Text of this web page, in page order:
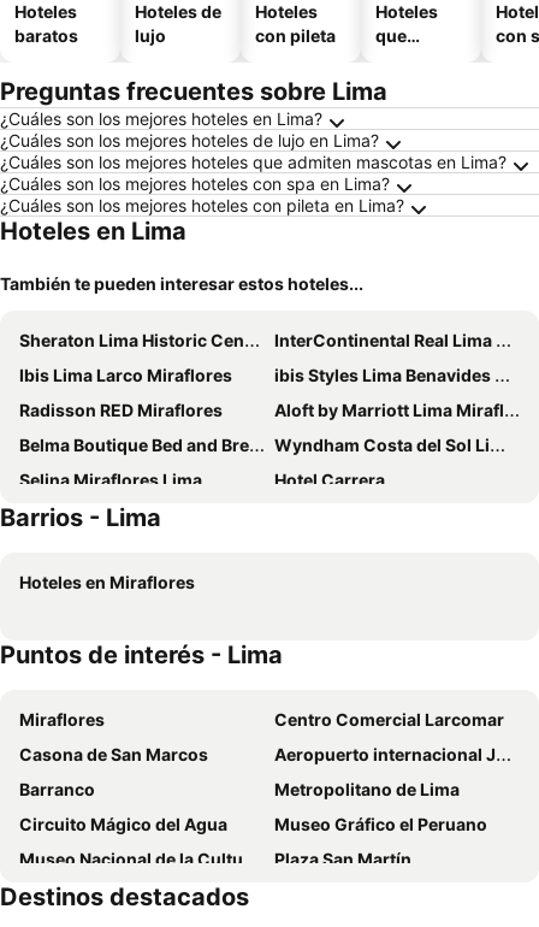
Hoteles
baratos
Hoteles de
lujo
Hoteles
con pileta
Hoteles
que
mascotas
con
Preguntas frecuentes sobre Lima
¿Cuáles son los mejores hoteles en Lima?
¿Cuáles son los mejores hoteles de lujo en Lima?
¿Cuáles son los mejores hoteles que admiten mascotas en Lima?
¿Cuáles son los mejores hoteles con spa en Lima?
¿Cuáles son los mejores hoteles con pileta en Lima?
Hoteles en Lima
También te pueden interesar estos hoteles...
Sheraton Lima Historic Center
InterContinental Real Lima Miraflores by IHG
Ibis Lima Larco Miraflores
ibis Styles Lima Benavides Miraflores
Radisson RED Miraflores
Aloft by Marriott Lima Miraflores
Belma Boutique Bed and Breakfast
Wyndham Costa del Sol Lima Airport
Selina Miraflores Lima
Hotel Carrera
AC Hotel by Marriott Lima Miraflores
ibis budget Lima Miraflores
Casa Andina Standard Miraflores San Antonio
Nobility Grand Hotel
J&A Classic Hotel
Hotel Estelar San Isidro
Hotel Britania Crystal Collection
Best Western Plus Urban Larco Hotel
Kingdom Hotel
Meliá Lima
Hotel El Marqués
Sonesta Hotel El Olivar
Arte Hotel Lima
San Miguel Awanka Hotel
NM Lima Hotel
Barrios - Lima
Hoteles en Miraflores
Puntos de interés - Lima
Miraflores
Centro Comercial Larcomar
Casona de San Marcos
Aeropuerto internacional Jorge Chávez
Barranco
Metropolitano de Lima
Circuito Mágico del Agua
Museo Gráfico el Peruano
Museo Nacional de la Cultura Peruana
Plaza San Martín
Parque de la Exposicion
Destinos destacados